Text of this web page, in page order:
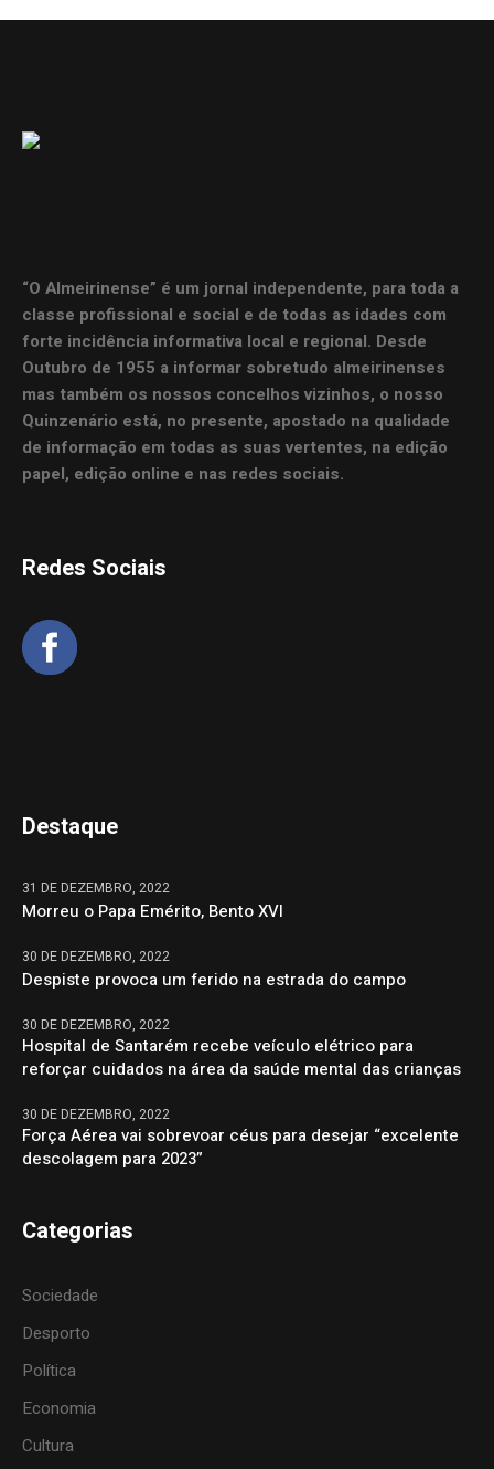
“O Almeirinense” é um jornal independente, para toda a
classe profissional e social e de todas as idades com
forte incidência informativa local e regional. Desde
Outubro de 1955 a informar sobretudo almeirinenses
mas também os nossos concelhos vizinhos, o nosso
Quinzenário está, no presente, apostado na qualidade
de informação em todas as suas vertentes, na edição
papel, edição online e nas redes sociais.
Redes Sociais
Destaque
31 DE DEZEMBRO, 2022
Morreu o Papa Emérito, Bento XVI
30 DE DEZEMBRO, 2022
Despiste provoca um ferido na estrada do campo
30 DE DEZEMBRO, 2022
Hospital de Santarém recebe veículo elétrico para
reforçar cuidados na área da saúde mental das crianças
30 DE DEZEMBRO, 2022
Força Aérea vai sobrevoar céus para desejar “excelente
descolagem para 2023”
Categorias
Sociedade
Desporto
Política
Economia
Cultura